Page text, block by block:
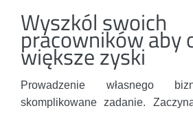
Wyszkól swoich
pracowników aby
większe zyski
Prowadzenie własnego
skomplikowane zadanie.